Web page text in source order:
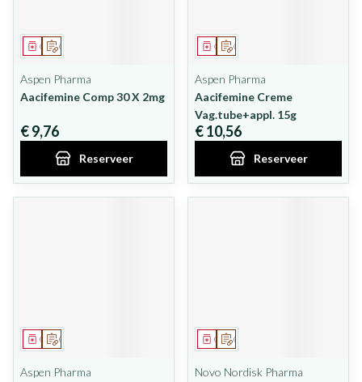
Op voorschrift
Geneesmiddel
Aspen Pharma
Aacifemine Comp 30 X 2mg
€ 9,76
Reserveer
Op voorschrift
Geneesmiddel
Aspen Pharma
Aacifemine Creme
Vag.tube+appl. 15g
€ 10,56
Reserveer
Op voorschrift
Geneesmiddel
Aspen Pharma
Op voorschrift
Geneesmiddel
Novo Nordisk Pharma